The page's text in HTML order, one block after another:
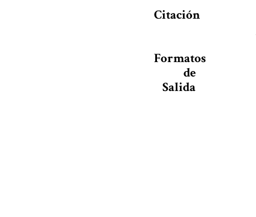
Citación
Formatos
de
Salida